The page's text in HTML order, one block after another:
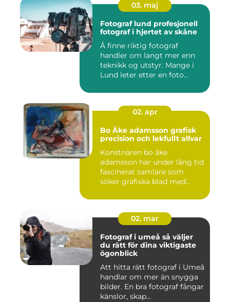
03. maj
Fotograf lund profesjonell
fotograf i hjertet av skåne
Å finne riktig fotograf
handler om langt mer enn
teknikk og utstyr. Mange i
Lund leter etter en foto...
02. apr
Bo Åke adamsson grafisk
precision och lekfullt allvar
Konstnären bo åke
adamsson har under lång tid
fascinerat samlare som
söker grafiska blad med
02. mar
Fotograf i umeå så väljer
du rätt för dina viktigaste
ögonblick
Att hitta rätt fotograf i Umeå
handlar om mer än snygga
bilder. En bra fotograf fångar
känslor, skap...